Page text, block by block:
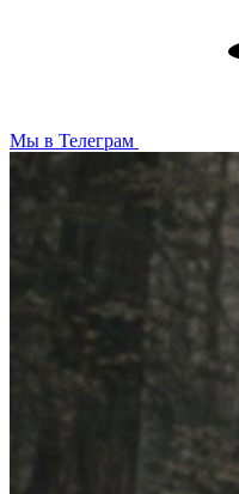
Мы в Телеграм